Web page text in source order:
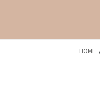
HOME